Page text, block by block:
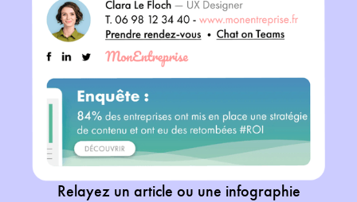
Relayez un article ou une infographie